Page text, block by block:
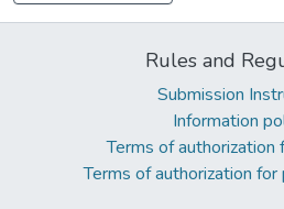
Rules and
Submission
Information
Terms of authorization
Terms of authorization